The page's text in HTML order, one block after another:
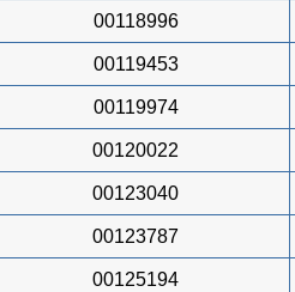
00118996
00119453
00119974
00120022
00123040
00123787
00125194